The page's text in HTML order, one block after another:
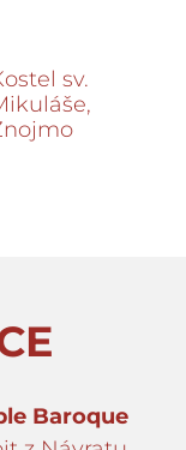
sv.
Baroque